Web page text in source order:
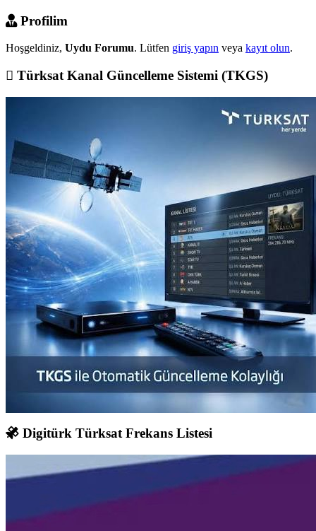
Profilim
Hoşgeldiniz, Uydu Forumu. Lütfen giriş yapın veya kayıt olun.
Türksat Kanal Güncelleme Sistemi (TKGS)
Digitürk Türksat Frekans Listesi